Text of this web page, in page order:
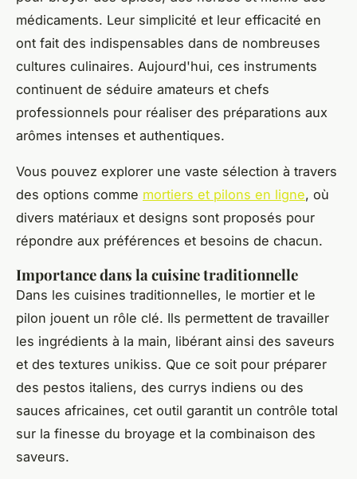
médicaments. Leur simplicité et leur efficacité en
ont fait des indispensables dans de nombreuses
cultures culinaires. Aujourd'hui, ces instruments
continuent de séduire amateurs et chefs
professionnels pour réaliser des préparations aux
arômes intenses et authentiques.
Vous pouvez explorer une vaste sélection à travers
des options comme mortiers et pilons en ligne, où
divers matériaux et designs sont proposés pour
répondre aux préférences et besoins de chacun.
Importance dans la cuisine traditionnelle
Dans les cuisines traditionnelles, le mortier et le
pilon jouent un rôle clé. Ils permettent de travailler
les ingrédients à la main, libérant ainsi des saveurs
et des textures unikiss. Que ce soit pour préparer
des pestos italiens, des currys indiens ou des
sauces africaines, cet outil garantit un contrôle total
sur la finesse du broyage et la combinaison des
saveurs.